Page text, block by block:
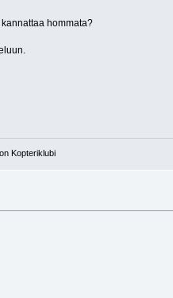
hommata?
Kopteriklubi